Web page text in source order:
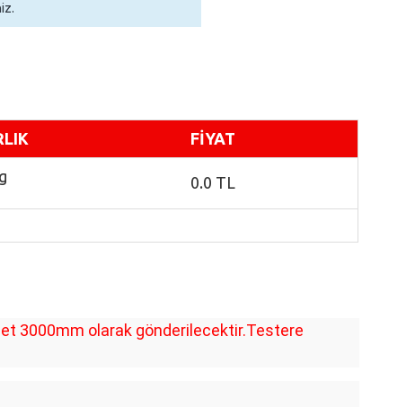
FİYAT
0.0 TL
3000mm olarak gönderilecektir.Testere